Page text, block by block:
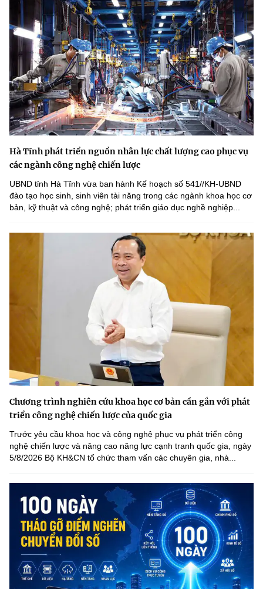
Hà Tĩnh phát triển nguồn nhân lực chất lượng cao phục vụ
các ngành công nghệ chiến lược
UBND tỉnh Hà Tĩnh vừa ban hành Kế hoạch số 541//KH-UBND
đào tạo học sinh, sinh viên tài năng trong các ngành khoa học cơ
bản, kỹ thuật và công nghệ; phát triển giáo dục nghề nghiệp...
Chương trình nghiên cứu khoa học cơ bản cần gắn với phát
triển công nghệ chiến lược của quốc gia
Trước yêu cầu khoa học và công nghệ phục vụ phát triển công
nghệ chiến lược và nâng cao năng lực cạnh tranh quốc gia, ngày
5/8/2026 Bộ KH&CN tổ chức tham vấn các chuyên gia, nhà...